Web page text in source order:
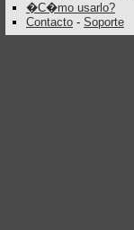
�C�mo usarlo?
Contacto - Soporte